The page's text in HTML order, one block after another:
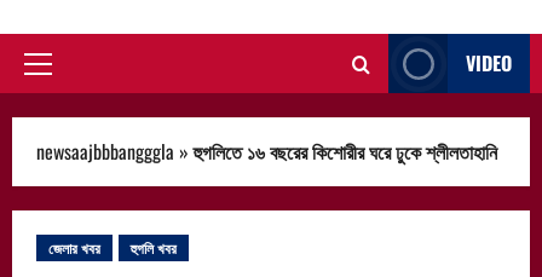
Primary
VIDEO
newsaajbbbangggla »হুগলিতে ১৬ বছরের কিশোরীর ঘরে ঢুকে শ্লীলতাহানি
জেলার খবর হুগলি খবর